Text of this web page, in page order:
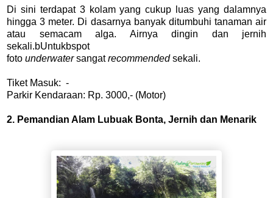
Di sini terdapat 3 kolam yang cukup luas yang dalamnya
hingga 3 meter. Di dasarnya banyak ditumbuhi tanaman air
atau semacam alga. Airnya dingin dan jernih
sekali.bUntukbspot
foto underwatersangatrecommendedsekali.
Tiket Masuk: -
Parkir Kendaraan: Rp. 3000,- (Motor)
2. Pemandian Alam Lubuak Bonta, Jernih dan Menarik